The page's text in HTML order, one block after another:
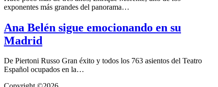
exponentes más grandes del panorama…
Ana Belén sigue emocionando en su
Madrid
De Piertoni Russo Gran éxito y todos los 763 asientos del Teatro
Español ocupados en la…